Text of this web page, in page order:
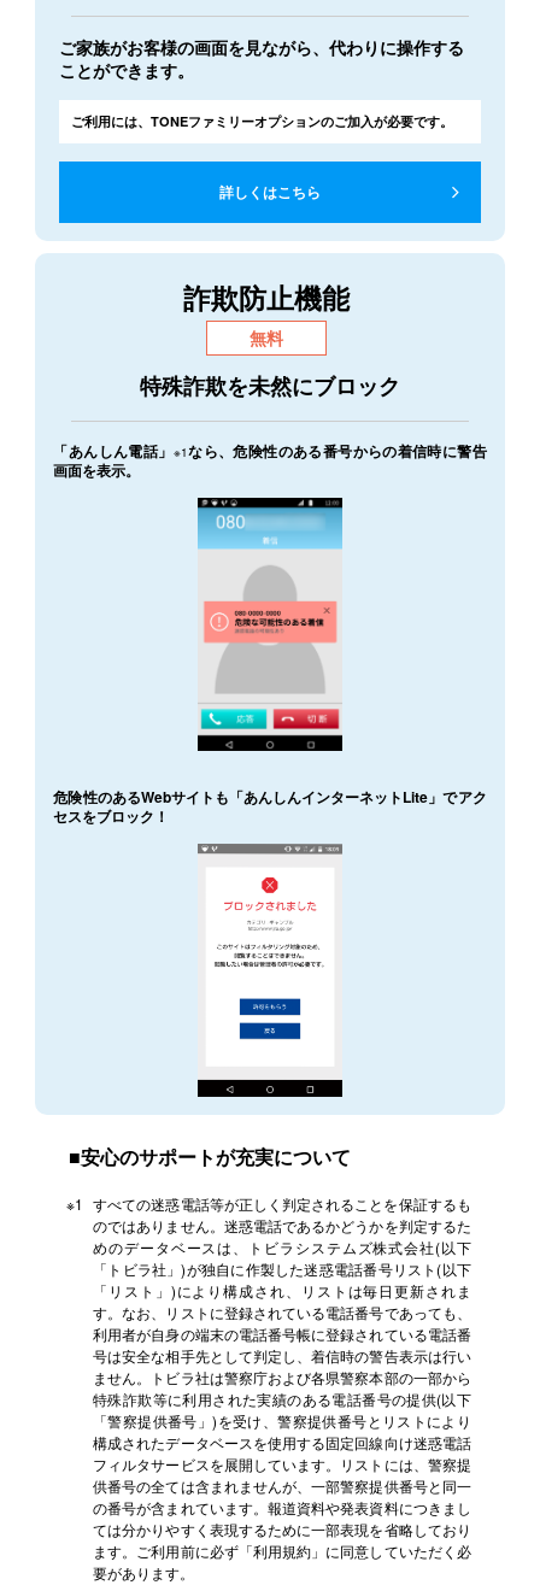
ご家族がお客様の画面を見ながら、代わりに操作する
ことができます。
ご利用には、TONEファミリーオプションのご加入が必要です。
詳しくはこちら
詐欺防止機能
無料
特殊詐欺を未然にブロック
「あんしん電話」 ※1なら、危険性のある番号からの着信時に警告
画面を表示。
危険性のあるWebサイトも「あんしんインターネットLite」でアク
セスをブロック！
■安心のサポートが充実について
※1 すべての迷惑電話等が正しく判定されることを保証するも
のではありません。迷惑電話であるかどうかを判定するた
めのデータベースは、トビラシステムズ株式会社(以下
「トビラ社」)が独自に作製した迷惑電話番号リスト(以下
「リスト」)により構成され、リストは毎日更新されま
す。なお、リストに登録されている電話番号であっても、
利用者が自身の端末の電話番号帳に登録されている電話番
号は安全な相手先として判定し、着信時の警告表示は行い
ません。トビラ社は警察庁および各県警察本部の一部から
特殊詐欺等に利用された実績のある電話番号の提供(以下
「警察提供番号」)を受け、警察提供番号とリストにより
構成されたデータベースを使用する固定回線向け迷惑電話
フィルタサービスを展開しています。リストには、警察提
供番号の全ては含まれませんが、一部警察提供番号と同一
の番号が含まれています。報道資料や発表資料につきまし
ては分かりやすく表現するために一部表現を省略しており
ます。ご利用前に必ず「利用規約」に同意していただく必
要があります。